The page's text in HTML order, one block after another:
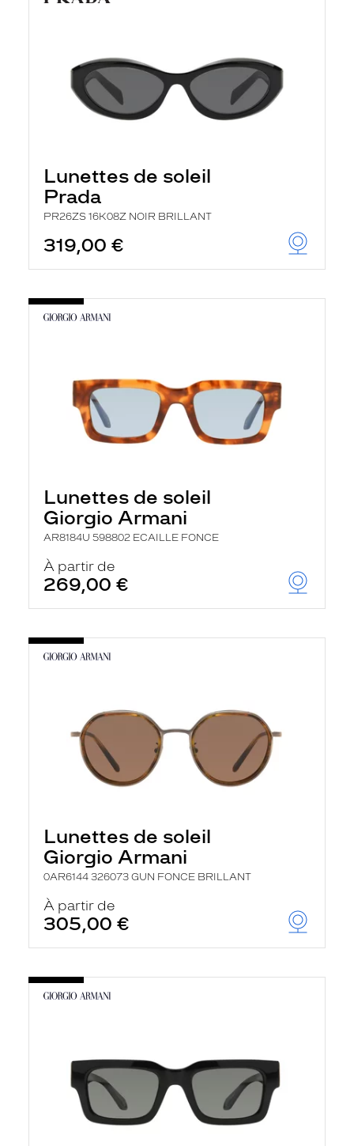
Lunettes de soleil
Prada
PR26ZS 16K08Z NOIR BRILLANT
319,00 €
Lunettes de soleil
Giorgio Armani
AR8184U 598802 ECAILLE FONCE
À partir de
269,00 €
Lunettes de soleil
Giorgio Armani
0AR6144 326073 GUN FONCE BRILLANT
À partir de
305,00 €